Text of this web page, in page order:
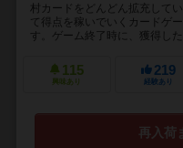
村カードをどんどん拡充して
て得点を稼いでいくカードゲ
す。ゲーム終了時に、獲得し
115
興味あり
219
経験あり
再入荷